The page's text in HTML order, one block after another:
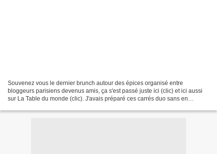
Souvenez vous le dernier brunch autour des épices organisé entre
bloggeurs parisiens devenus amis, ça s'est passé juste ici (clic) et ici aussi
sur La Table du monde (clic). J'avais préparé ces carrés duo sans en